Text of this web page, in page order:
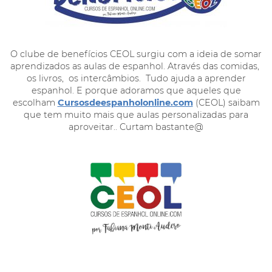
O clube de benefícios CEOL surgiu com a ideia de somar
aprendizados as aulas de espanhol. Através das comidas,
os livros, os intercâmbios. Tudo ajuda a aprender
espanhol. E porque adoramos que aqueles que
escolham Cursosdeespanholonline.com(CEOL) saibam
que tem muito mais que aulas personalizadas para
aproveitar.. Curtam bastante@